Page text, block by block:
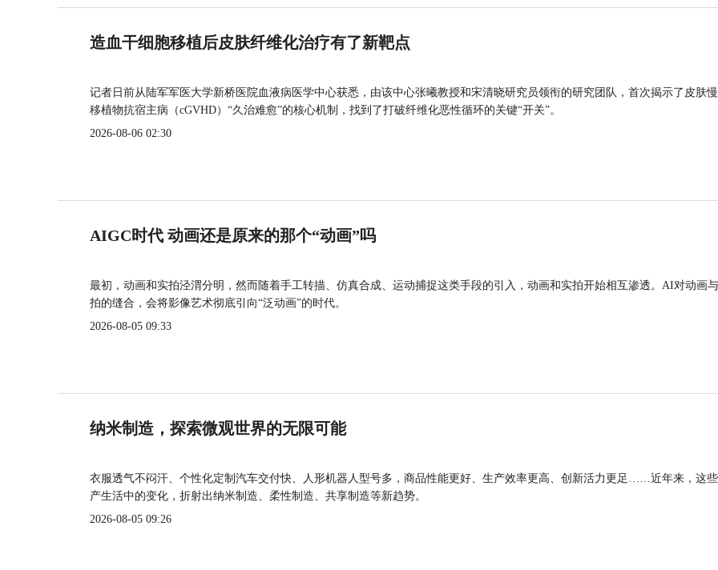
造血干细胞移植后皮肤纤维化治疗有了新靶点
记者日前从陆军军医大学新桥医院血液病医学中心获悉，由该中心张曦教授和宋清晓研究员领衔的研究团队，首次揭示了皮肤
移植物抗宿主病（cGVHD）“久治难愈”的核心机制，找到了打破纤维化恶性循环的关键“开关”。
2026-08-06 02:30
AIGC时代 动画还是原来的那个“动画”吗
最初，动画和实拍泾渭分明，然而随着手工转描、仿真合成、运动捕捉这类手段的引入，动画和实拍开始相互渗透。AI对动画
拍的缝合，会将影像艺术彻底引向“泛动画”的时代。
2026-08-05 09:33
纳米制造，探索微观世界的无限可能
衣服透气不闷汗、个性化定制汽车交付快、人形机器人型号多，商品性能更好、生产效率更高、创新活力更足……近年来，这
产生活中的变化，折射出纳米制造、柔性制造、共享制造等新趋势。
2026-08-05 09:26